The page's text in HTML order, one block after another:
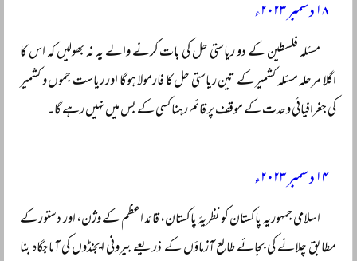
۱۸ دسمبر ۲۰۲۳ء
مسئلہ فلسطین کے دو ریاستی حل کی بات کرنے والے یہ نہ بھولیں کہ اس کا
اگلا مرحلہ مسئلہ کشمیر کے تین ریاستی حل کا فارمولا ہوگا اور ریاست جموں و کشمیر
کی جغرافیائی وحدت کے موقف پر قائم رہنا کسی کے بس میں نہیں رہے گا۔
۱۴ دسمبر ۲۰۲۳ء
اسلامی جمہوریہ پاکستان کو نظریۂ پاکستان، قائد اعظم کے وژن، اور دستور کے
مطابق چلانے کی بجائے طالع آزماؤں کے ذریعے بیرونی ایجنڈوں کی آماجگاہ بنا